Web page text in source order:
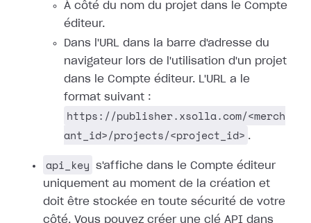
À côté du nom du projet dans le Compte
éditeur.
Dans l'URL dans la barre d'adresse du
navigateur lors de l'utilisation d'un projet
dans le Compte éditeur. L'URL a le
format suivant :
https://publisher.xsolla.com/<merch
ant_id>/projects/<project_id> .
api_key
s'affiche dans le Compte éditeur
uniquement au moment de la création et
doit être stockée en toute sécurité de votre
côté. Vous pouvez créer une clé API dans